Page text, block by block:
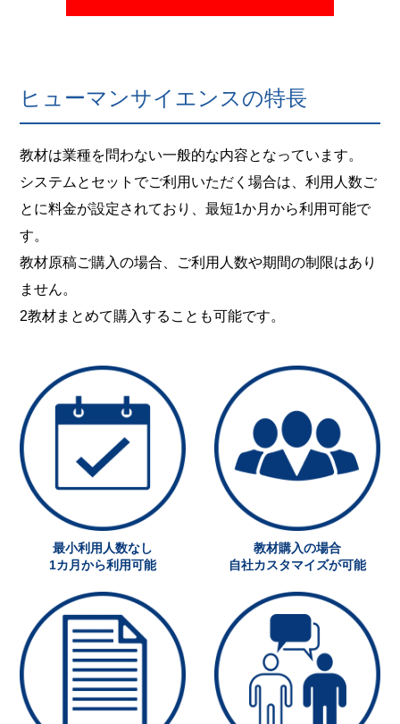
ヒューマンサイエンスの特長
教材は業種を問わない一般的な内容となっています。
システムとセットでご利用いただく場合は、利用人数ご
とに料金が設定されており、最短1か月から利用可能で
す。
教材原稿ご購入の場合、ご利用人数や期間の制限はあり
ません。
2教材まとめて購入することも可能です。
最小利用人数なし
1カ月から利用可能
教材購入の場合
自社カスタマイズが可能